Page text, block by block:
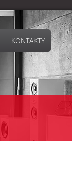
KONTAKTY